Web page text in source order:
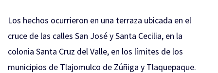
Los hechos ocurrieron en una terraza ubicada en el
cruce de las calles San José y Santa Cecilia, en la
colonia Santa Cruz del Valle, en los límites de los
municipios de Tlajomulco de Zúñiga y Tlaquepaque.